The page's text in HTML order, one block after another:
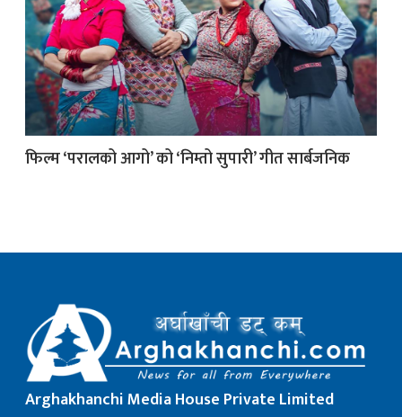
फिल्म ‘परालको आगो’ को ‘निम्तो सुपारी’ गीत सार्बजनिक
Arghakhanchi Media House Private Limited